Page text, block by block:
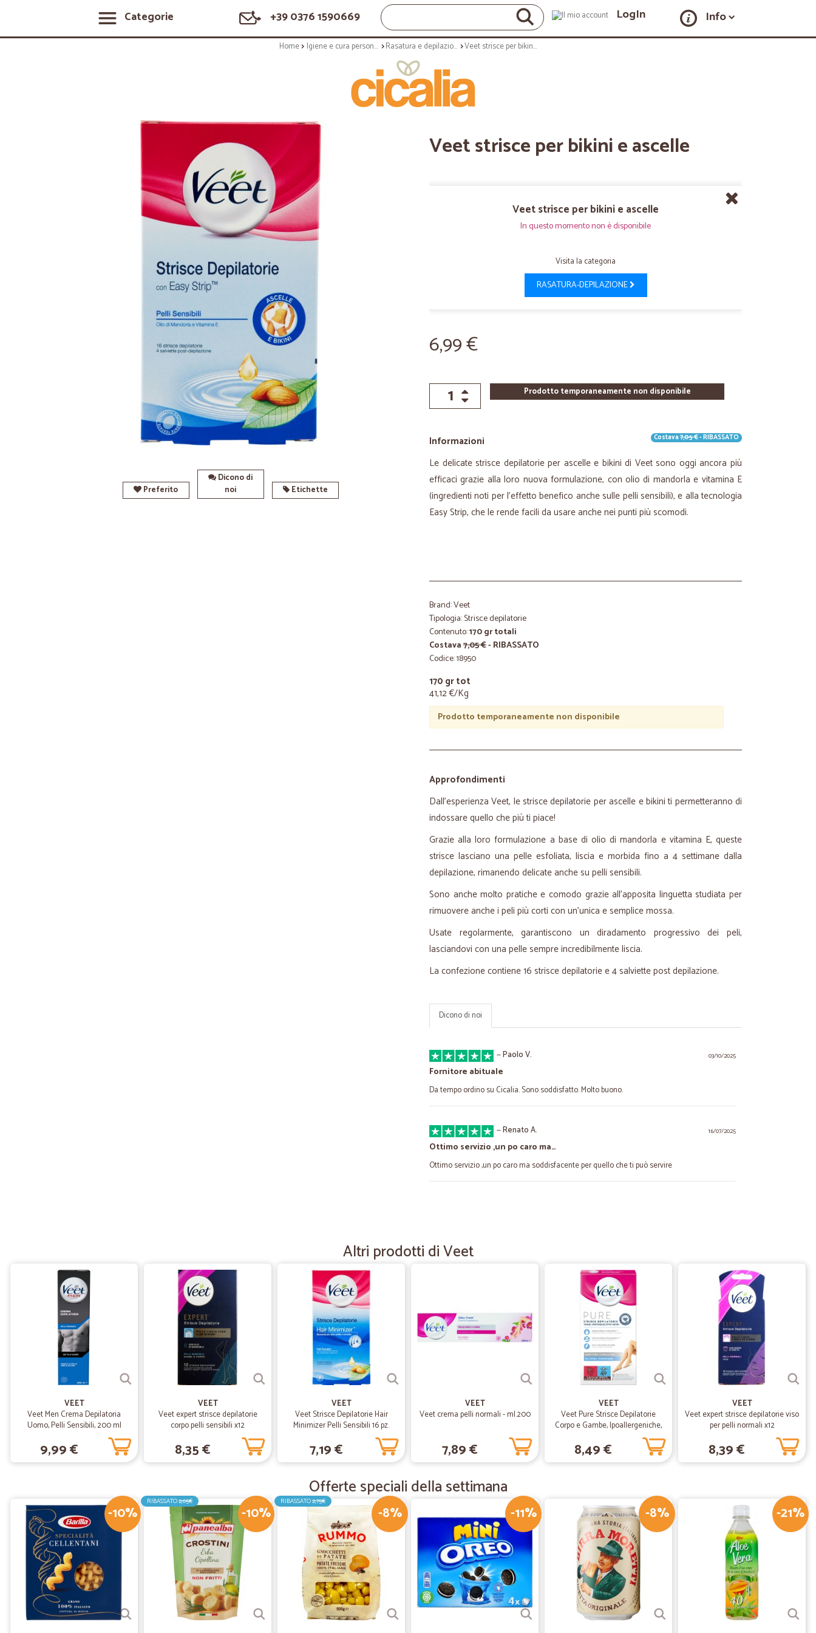
Categorie +39 0376 1590669 LogIn Info
Home Igiene e cura personale Rasatura e depilazione Veet strisce per bikini e ascelle
Preferito
Dicono di
noi
Etichette
Veet strisce per bikini e ascelle
Veet strisce per bikini e ascelle
In questo momento non è disponibile
Visita la categoria
RASATURA-DEPILAZIONE
6,99 €
Prodotto temporaneamente non disponibile
Informazioni Costava7,05 €- RIBASSATO
Le delicate strisce depilatorie per ascelle e bikini di Veet sono oggi ancora più
efficaci grazie alla loro nuova formulazione, con olio di mandorla e vitamina E
(ingredienti noti per l'effetto benefico anche sulle pelli sensibili), e alla tecnologia
Easy Strip, che le rende facili da usare anche nei punti più scomodi.
Brand: Veet
Tipologia: Strisce depilatorie
Contenuto:170 gr totali
Costava7,05 €- RIBASSATO
Codice: 18950
170 gr tot
41,12 €/Kg
Prodotto temporaneamente non disponibile
Approfondimenti
Dall'esperienza Veet, le strisce depilatorie per ascelle e bikini ti permetteranno di
indossare quello che più ti piace!
Grazie alla loro formulazione a base di olio di mandorla e vitamina E, queste
strisce lasciano una pelle esfoliata, liscia e morbida fino a 4 settimane dalla
depilazione, rimanendo delicate anche su pelli sensibili.
Sono anche molto pratiche e comodo grazie all'apposita linguetta studiata per
rimuovere anche i peli più corti con un'unica e semplice mossa.
Usate regolarmente, garantiscono un diradamento progressivo dei peli,
lasciandovi con una pelle sempre incredibilmente liscia.
La confezione contiene 16 strisce depilatorie e 4 salviette post depilazione.
Dicono di noi
03/10/2025
—Paolo V.
Fornitore abituale
Da tempo ordino su Cicalia. Sono soddisfatto. Molto buono.
16/07/2025
—Renato A.
Ottimo servizio ,un po caro ma…
Ottimo servizio ,un po caro ma soddisfacente per quello che ti può servire
11/10/2020
Prodotti buoni e freschi. Imballi perfetti, consegna nei tempi previsti. Lo consiglio
25/04/2020
06/04/2020
..............
08/04/2020
Daria M.
buon servizio, un po' difficoltoso farcela in tempi COVID
buon servizio soprattutto in tempo di COVID-19...unica pecca l'orario della finestra temporale
in cui poter sperare, dopo vari giorni di tentativi, di inviare l'ordine: da mezzanotte a pochi
minuti dopo...
12/12/2019
—Enrico C.
Invio rapido e materiale conforme a…Tutto Ok
Altri prodotti di Veet
VEET
Veet Men Crema Depilatoria
Uomo, Pelli Sensibili, 200 ml
9,99 €
VEET
Veet expert strisce depilatorie
corpo pelli sensibili x12
8,35 €
VEET
Veet Strisce Depilatorie Hair
Minimizer Pelli Sensibili 16 pz.
7,19 €
VEET
Veet crema pelli normali - ml.200
7,89 €
VEET
Veet Pure Strisce Depilatorie
Corpo e Gambe, Ipoallergeniche,
Confezione da 16 Strisce
8,49 €
VEET
Veet expert strisce depilatorie viso
per pelli normali x12
8,39 €
Offerte speciali della settimana
-10% -10%
RIBASSATO2,05€
-8%
RIBASSATO2,75€
-11% -8% -21%